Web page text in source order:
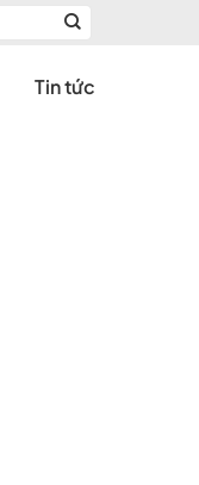
Tin tức